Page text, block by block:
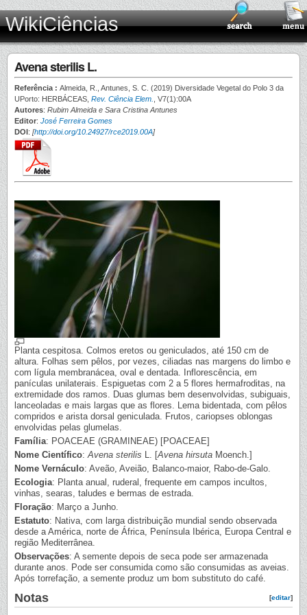
WikiCiências
Avena sterilis L.
Referência : Almeida, R., Antunes, S. C. (2019) Diversidade Vegetal do Polo 3 da
UPorto: HERBÁCEAS, Rev. Ciência Elem.
, V7(1):00A
Autores: Rubim Almeida e Sara Cristina Antunes
Editor: José Ferreira Gomes
DOI: [http://doi.org/10.24927/rce2019.00A]
Planta cespitosa. Colmos eretos ou geniculados, até 150 cm de
altura. Folhas sem pêlos, por vezes, ciliadas nas margens do limbo e
com lígula membranácea, oval e dentada. Inflorescência, em
panículas unilaterais. Espiguetas com 2 a 5 flores hermafroditas, na
extremidade dos ramos. Duas glumas bem desenvolvidas, subiguais,
lanceoladas e mais largas que as flores. Lema bidentada, com pêlos
compridos e arista dorsal geniculada. Frutos, cariopses oblongas
envolvidas pelas glumelas.
Família: POACEAE (GRAMINEAE) [POACEAE]
Nome Científico:Avena sterilis L. [Avena hirsuta Moench.]
Nome Vernáculo: Aveão, Aveião, Balanco-maior, Rabo-de-Galo.
Ecologia: Planta anual, ruderal, frequente em campos incultos,
vinhas, searas, taludes e bermas de estrada.
Floração: Março a Junho.
Estatuto: Nativa, com larga distribuição mundial sendo observada
desde a América, norte de África, Península Ibérica, Europa Central e
região Mediterrânea.
Observações: A semente depois de seca pode ser armazenada
durante anos. Pode ser consumida como são consumidas as aveias.
Após torrefação, a semente produz um bom substituto do café.
[editar]
Notas